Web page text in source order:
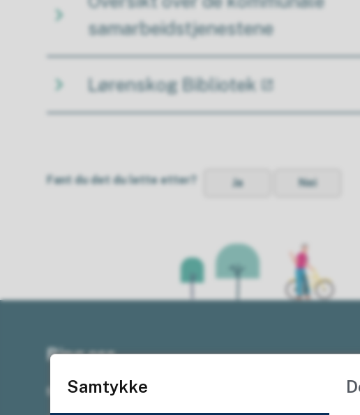
samarbeidstjenestene
Lørenskog Bibliotek
Fant du det du lette etter? Ja Nei
Ring oss
Sentralbordet
Samtykke